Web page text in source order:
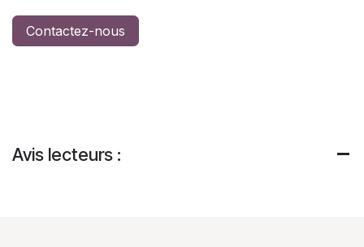
Contactez-nous
Avis lecteurs :